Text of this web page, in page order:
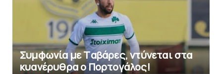
Συμφωνία με Tαβάρες, ντύνεται στα
κυανέρυθρα ο Πορτογάλος!